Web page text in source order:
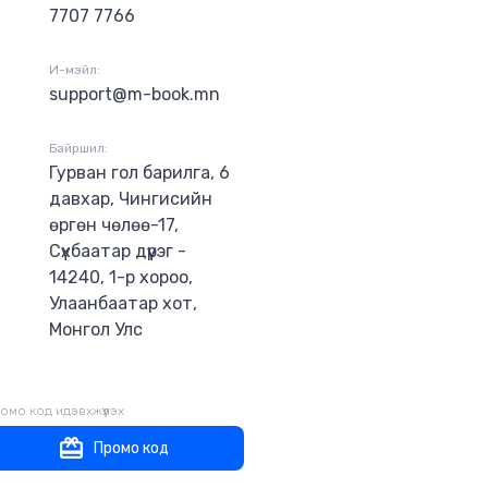
7707 7766
И-мэйл:
support@m-book.mn
Байршил:
Гурван гол барилга, 6
давхар, Чингисийн
өргөн чөлөө-17,
Сүхбаатар дүүрэг -
14240, 1-р хороо,
Улаанбаатар хот,
Монгол Улс
код идэвхжүүлэх
Промо код